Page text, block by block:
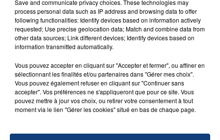
INCENDIE MORTEL À LENS : UNE FEMME ET
SON BÉBÉ ENTRE LA VIE ET LA...
Un homme s'est immolé par le feu après avoir
aspergé sa compagne et leur bébé de trois mois
Save and communicate privacy choices. These technologies may
process personal data such as IP address and browsing data to offer
following functionalities: Identify devices based on information actively
requested; Use precise geolocation data; Match and combine data from
other data sources; Link different devices; Identify devices based on
information transmitted automatically.
Vous pouvez accepter en cliquant sur "Accepter et fermer", ou affiner en
sélectionnant les finalités et/ou partenaires dans "Gérer mes choix".
Vous pouvez également refuser en cliquant sur "Continuer sans
accepter". Vos préférences ne s'appliqueront que pour ce site. Vous
pouvez mettre à jour vos choix, ou retirer votre consentement à tout
moment via le lien "Gérer les cookies" situé en bas de chaque page.